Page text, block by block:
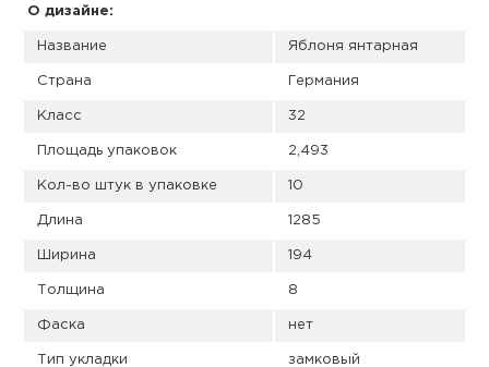
О дизайне:
Название Яблоня янтарная
Страна Германия
Класс 32
Площадь упаковок 2,493
Кол-во штук в упаковке 10
Длина 1285
Ширина 194
Толщина 8
Фаска нет
Тип укладки замковый